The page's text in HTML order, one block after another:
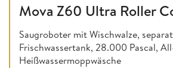
Mova Z60 Ultra Roller
Saugroboter mit Wischwalze,
Frischwassertank, 28.000 Pascal,
Heißwassermoppwäsche